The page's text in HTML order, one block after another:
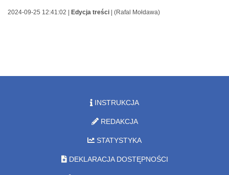
2024-09-25 12:41:02 | Edycja treści | (Rafal Mołdawa)
INSTRUKCJA
REDAKCJA
STATYSTYKA
DEKLARACJA DOSTĘPNOŚCI